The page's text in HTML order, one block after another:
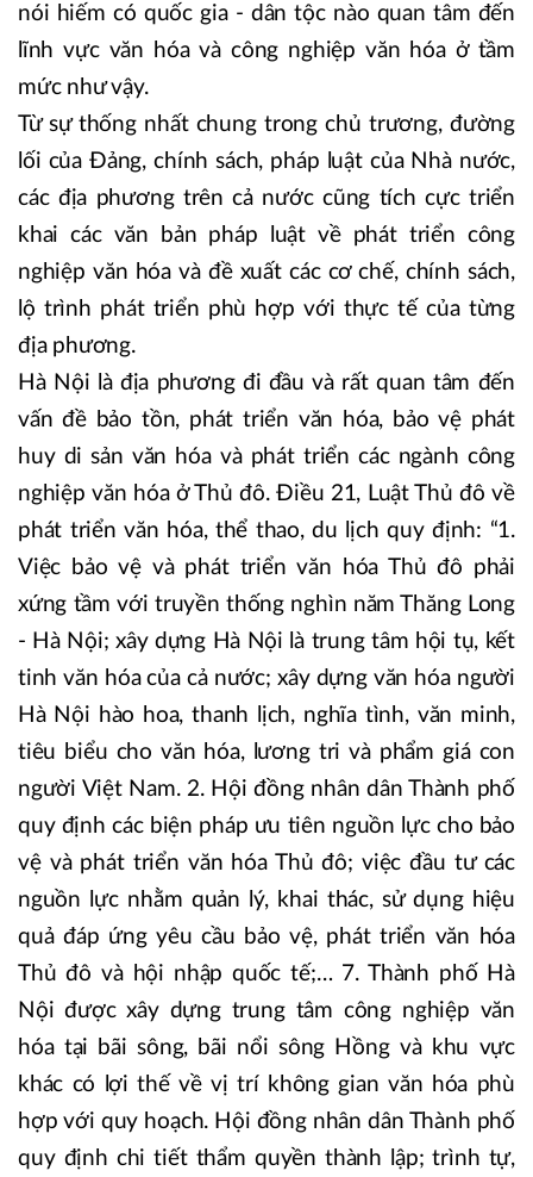
nói hiếm có quốc gia - dân tộc nào quan tâm đến
lĩnh vực văn hóa và công nghiệp văn hóa ở tầm
mức như vậy.
Từ sự thống nhất chung trong chủ trương, đường
lối của Đảng, chính sách, pháp luật của Nhà nước,
các địa phương trên cả nước cũng tích cực triển
khai các văn bản pháp luật về phát triển công
nghiệp văn hóa và đề xuất các cơ chế, chính sách,
lộ trình phát triển phù hợp với thực tế của từng
địa phương.
Hà Nội là địa phương đi đầu và rất quan tâm đến
vấn đề bảo tồn, phát triển văn hóa, bảo vệ phát
huy di sản văn hóa và phát triển các ngành công
nghiệp văn hóa ở Thủ đô. Điều 21, Luật Thủ đô về
phát triển văn hóa, thể thao, du lịch quy định: “1.
Việc bảo vệ và phát triển văn hóa Thủ đô phải
xứng tầm với truyền thống nghìn năm Thăng Long
- Hà Nội; xây dựng Hà Nội là trung tâm hội tụ, kết
tinh văn hóa của cả nước; xây dựng văn hóa người
Hà Nội hào hoa, thanh lịch, nghĩa tình, văn minh,
tiêu biểu cho văn hóa, lương tri và phẩm giá con
người Việt Nam. 2. Hội đồng nhân dân Thành phố
quy định các biện pháp ưu tiên nguồn lực cho bảo
vệ và phát triển văn hóa Thủ đô; việc đầu tư các
nguồn lực nhằm quản lý, khai thác, sử dụng hiệu
quả đáp ứng yêu cầu bảo vệ, phát triển văn hóa
Thủ đô và hội nhập quốc tế;… 7. Thành phố Hà
Nội được xây dựng trung tâm công nghiệp văn
hóa tại bãi sông, bãi nổi sông Hồng và khu vực
khác có lợi thế về vị trí không gian văn hóa phù
hợp với quy hoạch. Hội đồng nhân dân Thành phố
quy định chi tiết thẩm quyền thành lập; trình tự,